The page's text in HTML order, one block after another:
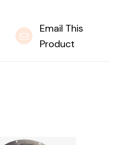
Email This
Product